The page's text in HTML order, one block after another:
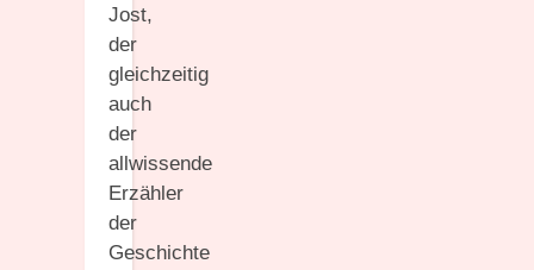
Jost,
der
gleichzeitig
auch
der
allwissende
Erzähler
der
Geschichte